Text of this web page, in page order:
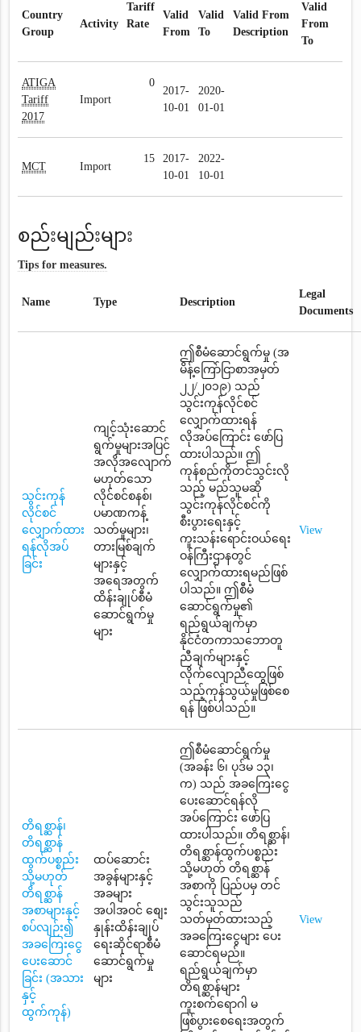
Country
Group
Activity
Tariff
Rate
Valid
From
Valid
To
Valid From
Description
Valid
From
To
ATIGA
Tariff
2017
Import
0
2017-
10-01
2020-
01-01
MCT Import
15
2017-
10-01
2022-
10-01
စည်းမျည်းများ
Tips for measures.
Name Type Description
Legal
Documents
သွင်းကုန်
လိုင်စင်
လျှောက်ထား
ရန်လိုအပ်
ခြင်း
ကျင့်သုံးဆောင်
ရွက်မှုများအပြင်
အလိုအလျောက်
မဟုတ်သော
လိုင်စင်စနစ်၊
ပမာဏကန့်
သတ်မှုများ၊
တားမြစ်ချက်
များနှင့်
အရေအတွက်
ထိန်းချုပ်စီမံ
ဆောင်ရွက်မှု
များ
ဤစီမံဆောင်ရွက်မှု (အ
မိန့်ကြော်ငြာစာအမှတ်
၂၂/၂၀၁၉) သည်
သွင်းကုန်လိုင်စင်
လျှောက်ထားရန်
လိုအပ်ကြောင်း ဖော်ပြ
ထားပါသည်။ ဤ
ကုန်စည်ကိုတင်သွင်းလို
သည့် မည်သူမဆို
သွင်းကုန်လိုင်စင်ကို
စီးပွားရေးနှင့်
ကူးသန်းရောင်းဝယ်ရေး
ဝန်ကြီးဌာနတွင်
လျှောက်ထားရမည်ဖြစ်
ပါသည်။ ဤစီမံ
ဆောင်ရွက်မှု၏
ရည်ရွယ်ချက်မှာ
နိုင်ငံတကာသဘောတူ
ညီချက်များနှင့်
လိုက်လျောညီထွေဖြစ်
သည့်ကုန်သွယ်မှုဖြစ်စေ
ရန် ဖြစ်ပါသည်။
View
တိရစ္ဆာန်၊
တိရစ္ဆာန်
ထွက်ပစ္စည်း
သို့မဟုတ်
တိရစ္ဆာန်
အစာများနှင့်
စပ်လျဉ်း၍
အခကြေးငွေ
ပေးဆောင်
ခြင်း (အသား
နှင့်
ထွက်ကုန်)
ထပ်ဆောင်း
အခွန်များနှင့်
အခများ
အပါအဝင် စျေး
နှုန်းထိန်းချုပ်
ရေးဆိုင်ရာစီမံ
ဆောင်ရွက်မှု
များ
ဤစီမံဆောင်ရွက်မှု
(အခန်း ၆၊ ပုဒ်မ ၁၃၊
က) သည် အခကြေးငွေ
ပေးဆောင်ရန်လို
အပ်ကြောင်း ဖော်ပြ
ထားပါသည်။ တိရစ္ဆာန်၊
တိရစ္ဆာန်ထွက်ပစ္စည်း
သို့မဟုတ် တိရစ္ဆာန်
အစာကို ပြည်ပမှ တင်
သွင်းသူသည်
သတ်မှတ်ထားသည့်
အခကြေးငွေများ ပေး
ဆောင်ရမည်။
ရည်ရွယ်ချက်မှာ
တိရစ္ဆာန်များ
ကူးစက်ရောဂါ မ
ဖြစ်ပွားစေရေးအတွက်
View